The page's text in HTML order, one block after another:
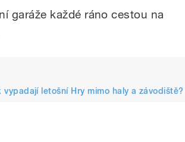
garáže každé ráno cestou na
letošní Hry mimo haly a závodiště?